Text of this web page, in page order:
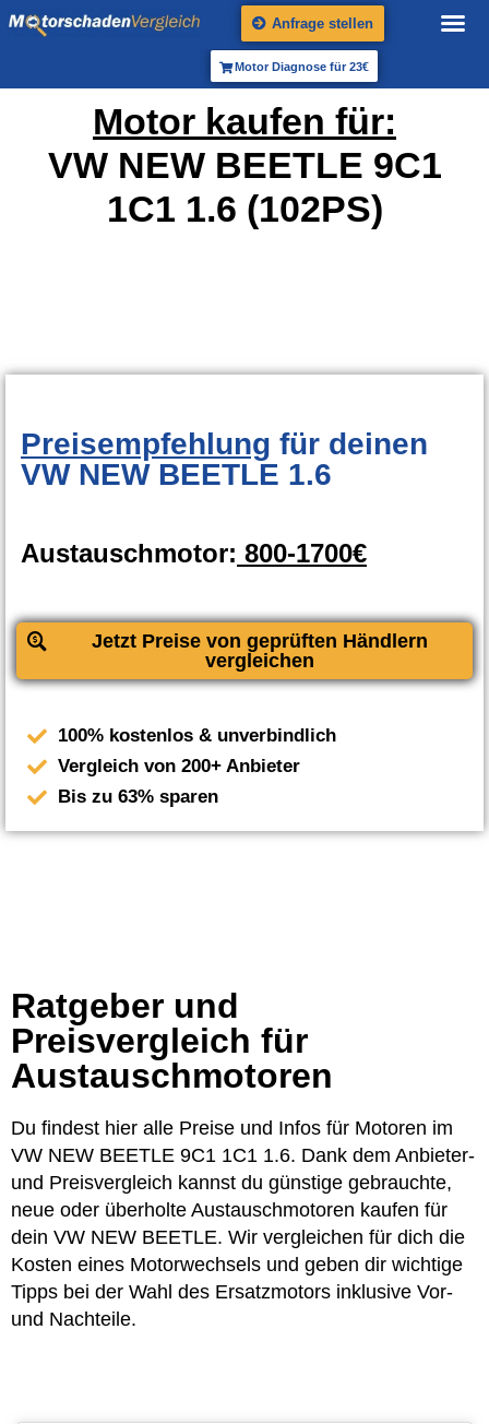
Anfrage stellen
Motor Diagnose für 23€
Motor kaufen für:
VW NEW BEETLE 9C1
1C1 1.6 (102PS)
Preisempfehlung für deinen
VW NEW BEETLE 1.6
Austauschmotor: 800-1700€
Jetzt Preise von geprüften Händlern
vergleichen
100% kostenlos & unverbindlich
Vergleich von 200+ Anbieter
Bis zu 63% sparen
Ratgeber und
Preisvergleich für
Austauschmotoren
Du findest hier alle Preise und Infos für Motoren im
VW NEW BEETLE 9C1 1C1 1.6. Dank dem Anbieter-
und Preisvergleich kannst du günstige gebrauchte,
neue oder überholte Austauschmotoren kaufen für
dein VW NEW BEETLE. Wir vergleichen für dich die
Kosten eines Motorwechsels und geben dir wichtige
Tipps bei der Wahl des Ersatzmotors inklusive Vor-
und Nachteile.